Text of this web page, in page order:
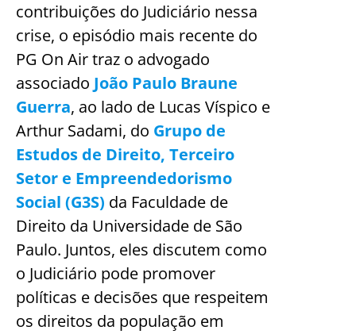
contribuições do Judiciário nessa
crise, o episódio mais recente do
PG On Air traz o advogado
associado João Paulo Braune
Guerra, ao lado de Lucas Víspico e
Arthur Sadami, do Grupo de
Estudos de Direito, Terceiro
Setor e Empreendedorismo
Social (G3S) da Faculdade de
Direito da Universidade de São
Paulo. Juntos, eles discutem como
o Judiciário pode promover
políticas e decisões que respeitem
os direitos da população em